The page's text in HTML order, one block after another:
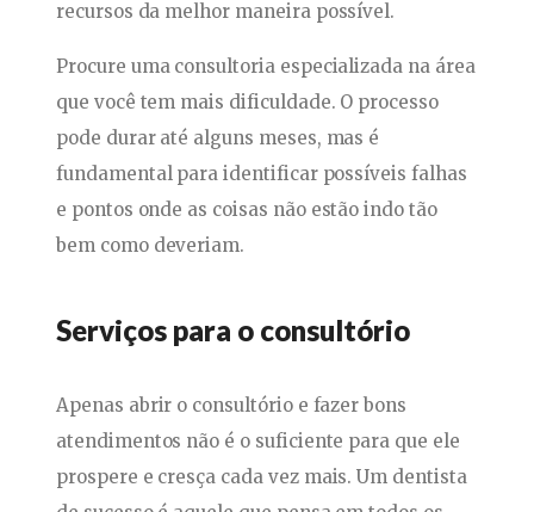
recursos da melhor maneira possível.
Procure uma consultoria especializada na área
que você tem mais dificuldade. O processo
pode durar até alguns meses, mas é
fundamental para identificar possíveis falhas
e pontos onde as coisas não estão indo tão
bem como deveriam.
Serviços para o consultório
Apenas abrir o consultório e fazer bons
atendimentos não é o suficiente para que ele
prospere e cresça cada vez mais. Um dentista